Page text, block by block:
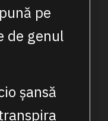
pe
de genul
șansă